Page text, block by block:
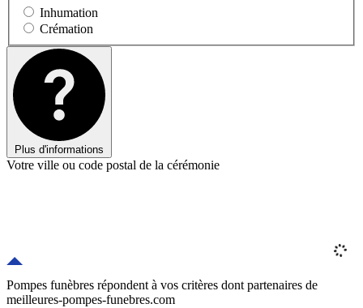
Inhumation
Crémation
Plus d'informations
Votre ville ou code postal de la cérémonie
Pompes funèbres répondent à vos critères dont partenaires de
meilleures-pompes-funebres.com